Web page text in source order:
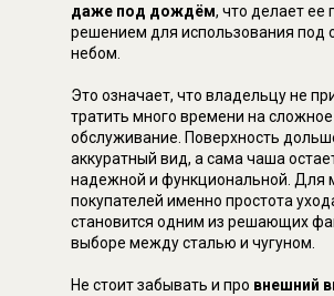
даже под дождём, что делает ее
решением для использования под
небом.
Это означает, что владельцу не
тратить много времени на сложное
обслуживание. Поверхность
аккуратный вид, а сама чаша
надежной и функциональной. Для
покупателей именно простота
становится одним из решающих
выборе между сталью и чугуном.
Не стоит забывать и про внешний